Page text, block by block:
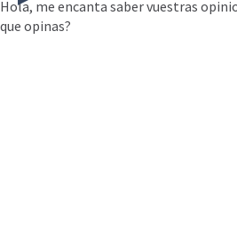
Hola, me encanta saber vuestras
que opinas?